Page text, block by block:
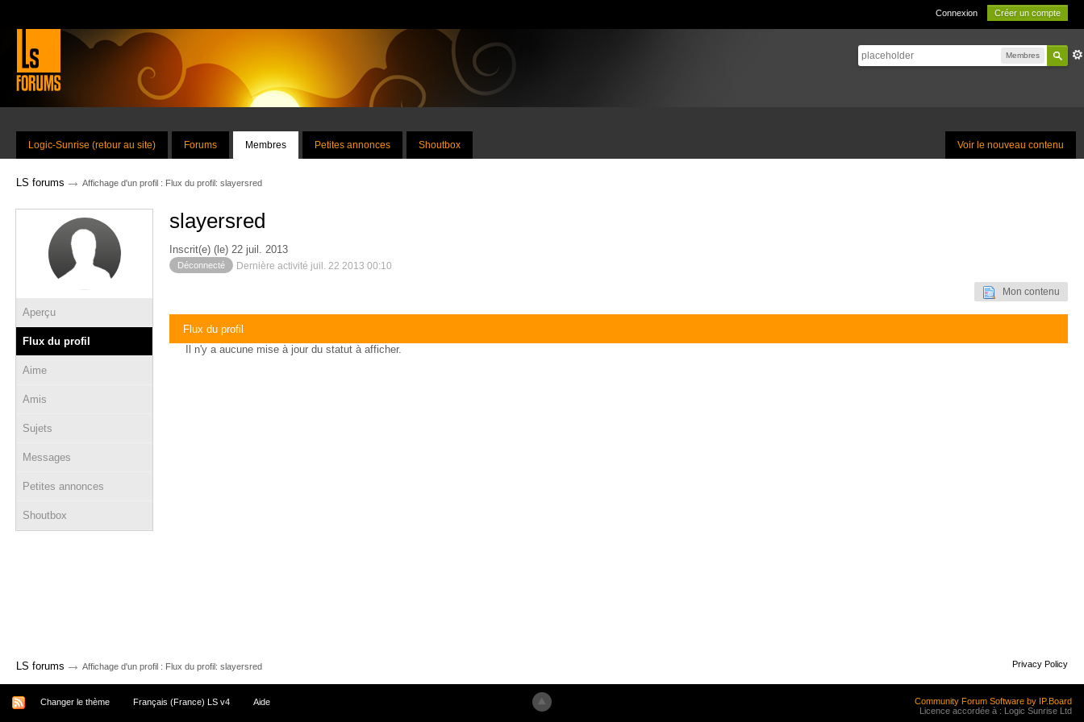
Connexion Créer un compte
Membres
Voir le nouveau contenu
Logic-Sunrise (retour au site) Forums Membres Petites annonces Shoutbox
LS forums → Affichage d'un profil : Flux du profil: slayersred
Aperçu
Flux du profil
Aime
Amis
Sujets
Messages
Petites annonces
Shoutbox
slayersred
Inscrit(e) (le) 22 juil. 2013
Déconnecté Dernière activité juil. 22 2013 00:10
Mon contenu
Flux du profil
Il n'y a aucune mise à jour du statut à afficher.
LS forums → Affichage d'un profil : Flux du profil: slayersred Privacy Policy
Changer le thème Français (France) LS v4 Aide
Community Forum Software by IP.Board
Licence accordée à : Logic Sunrise Ltd